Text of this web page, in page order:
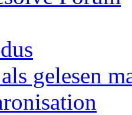
gelesen